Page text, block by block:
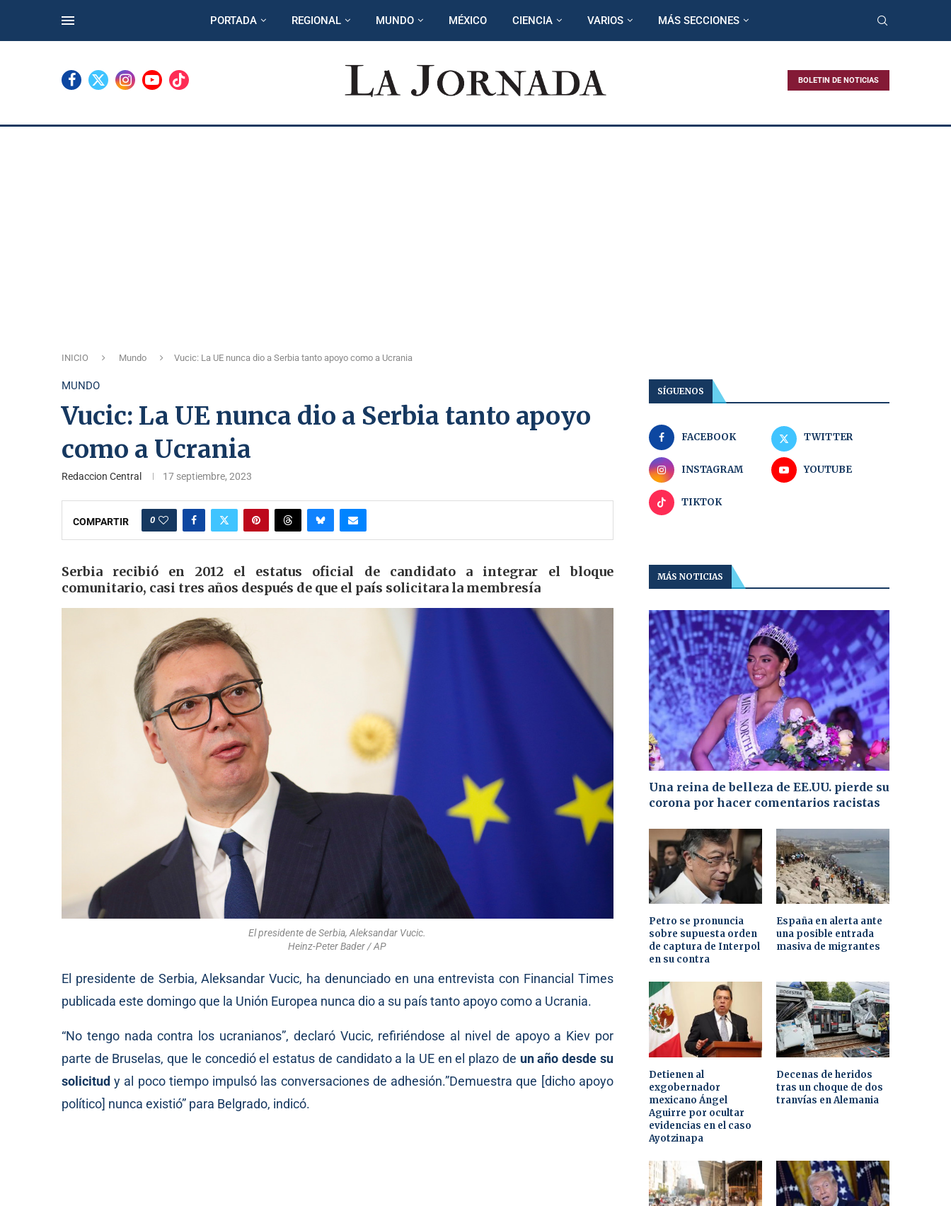
PORTADA REGIONAL MUNDO MÉXICO CIENCIA VARIOS MÁS SECCIONES
BOLETIN DE NOTICIAS
INICIO Mundo Vucic: La UE nunca dio a Serbia tanto apoyo como a Ucrania
MUNDO
Vucic: La UE nunca dio a Serbia tanto apoyo
como a Ucrania
Redaccion Central 17 septiembre, 2023
COMPARTIR 0
Serbia recibió en 2012 el estatus oficial de candidato a integrar el bloque
comunitario, casi tres años después de que el país solicitara la membresía
El presidente de Serbia, Aleksandar Vucic.
Heinz-Peter Bader / AP
El presidente de Serbia, Aleksandar Vucic, ha denunciado en unaentrevista con Financial Times
publicada este domingo que la Unión Europea nunca dio a su país tanto apoyo como a Ucrania.
“No tengo nada contra los ucranianos”, declaró Vucic, refiriéndose al nivel de apoyo a Kiev por
parte de Bruselas, que le concedió el estatus de candidato a la UE en el plazo de un año desde su
solicitud y al poco tiempo impulsó las conversaciones de adhesión.”Demuestra que [dicho apoyo
político] nunca existió” para Belgrado, indicó.
SÍGUENOS
FACEBOOK TWITTER
INSTAGRAM YOUTUBE
TIKTOK
MÁS NOTICIAS
Una reina de belleza de EE.UU. pierde su
corona por hacer comentarios racistas
Petro se pronuncia
sobre supuesta orden
de captura de Interpol
en su contra
España en alerta ante
una posible entrada
masiva de migrantes
Detienen al
exgobernador
mexicano Ángel
Aguirre por ocultar
evidencias en el caso
Ayotzinapa
Decenas de heridos
tras un choque de dos
tranvías en Alemania